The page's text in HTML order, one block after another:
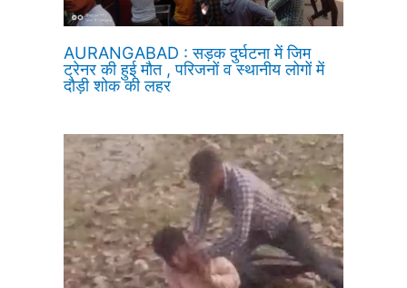
AURANGABAD : सड़क दुर्घटना में जिम
ट्रेनर की हुई मौत , परिजनों व स्थानीय लोगों में
दौड़ी शोक की लहर